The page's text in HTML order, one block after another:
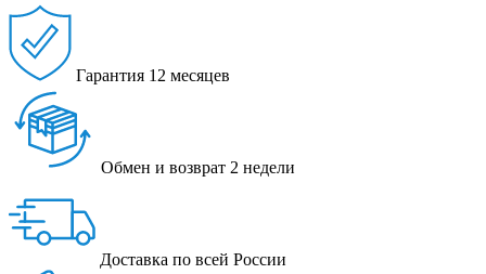
Гарантия 12 месяцев
Обмен и возврат 2 недели
Доставка по всей России